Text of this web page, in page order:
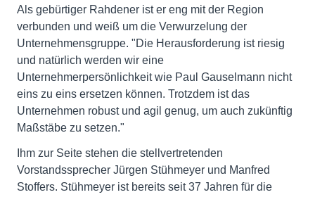
Als gebürtiger Rahdener ist er eng mit der Region
verbunden und weiß um die Verwurzelung der
Unternehmensgruppe. "Die Herausforderung ist riesig
und natürlich werden wir eine
Unternehmerpersönlichkeit wie Paul Gauselmann nicht
eins zu eins ersetzen können. Trotzdem ist das
Unternehmen robust und agil genug, um auch zukünftig
Maßstäbe zu setzen."
Ihm zur Seite stehen die stellvertretenden
Vorstandssprecher Jürgen Stühmeyer und Manfred
Stoffers. Stühmeyer ist bereits seit 37 Jahren für die